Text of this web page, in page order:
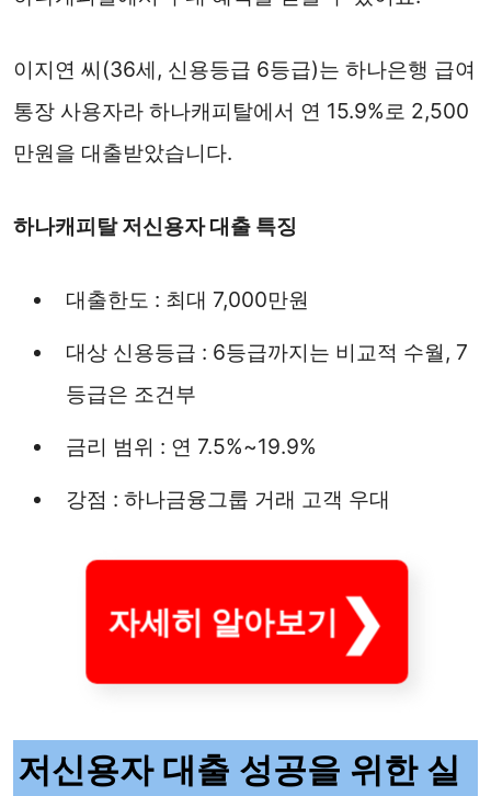
이지연 씨(36세, 신용등급 6등급)는 하나은행 급여
통장 사용자라 하나캐피탈에서 연 15.9%로 2,500
만원을 대출받았습니다.
하나캐피탈 저신용자 대출 특징
대출한도 : 최대 7,000만원
대상 신용등급 : 6등급까지는 비교적 수월, 7
등급은 조건부
금리 범위 : 연 7.5%~19.9%
강점 : 하나금융그룹 거래 고객 우대
자세히 알아보기
저신용자 대출 성공을 위한 실